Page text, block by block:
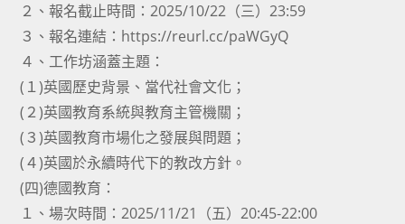
２、報名截止時間：2025/10/22（三）23:59
３、報名連結：https://reurl.cc/paWGyQ
４、工作坊涵蓋主題：
(１)英國歷史背景、當代社會文化；
(２)英國教育系統與教育主管機關；
(３)英國教育市場化之發展與問題；
(４)英國於永續時代下的教改方針。
(四)德國教育：
１、場次時間：2025/11/21（五）20:45-22:00